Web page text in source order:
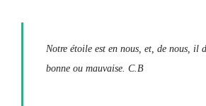
Notre étoile est en nous, et, de nous, il
bonne ou mauvaise. C.B